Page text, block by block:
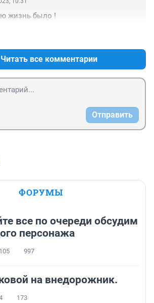
жизнь было !
Читать все комментарии
Отправить
ФОРУМЫ
все по очереди обсудим
персонажа
997
на внедорожник.
173